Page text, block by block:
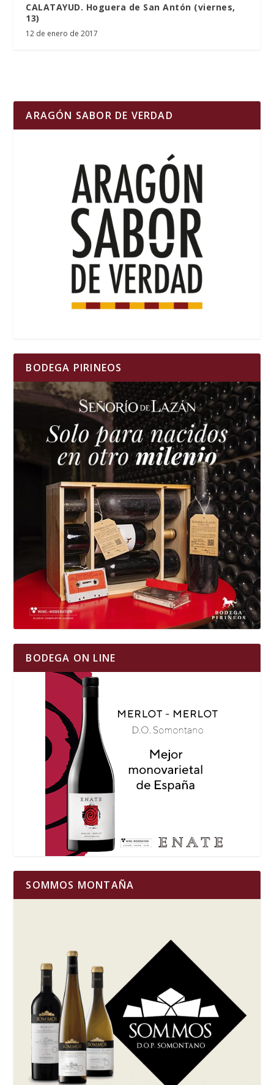
CALATAYUD. Hoguera de San Antón (viernes,
13)
12 de enero de 2017
ARAGÓN SABOR DE VERDAD
BODEGA PIRINEOS
BODEGA ON LINE
SOMMOS MONTAÑA